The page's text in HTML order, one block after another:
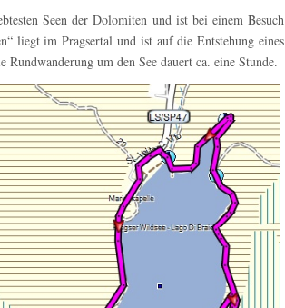
Seen der Dolomiten und ist bei einem Besuch
liegt im Pragsertal und ist auf die Entstehung eines
um den See dauert ca. eine Stunde.